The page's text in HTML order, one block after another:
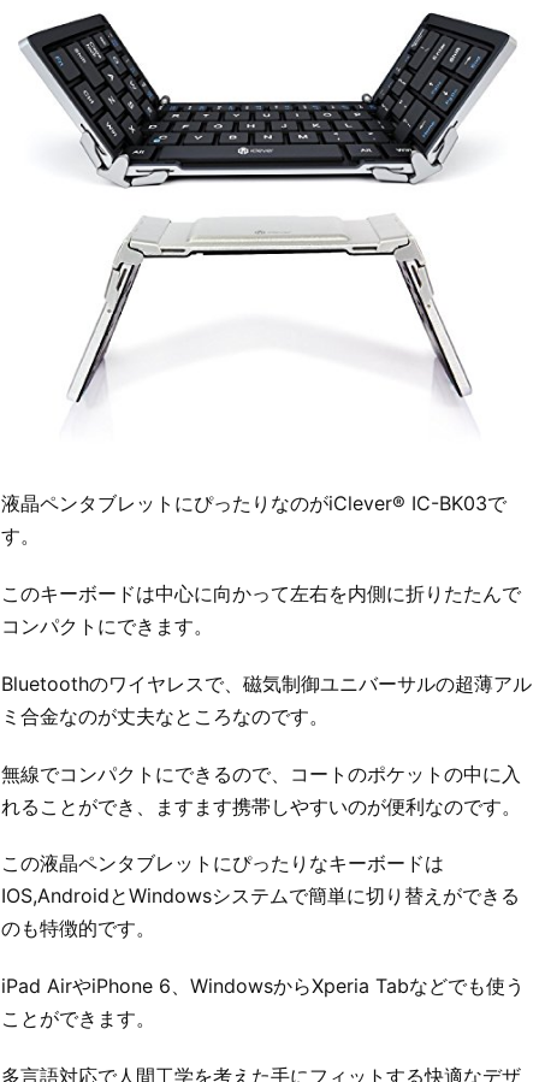
液晶ペンタブレットにぴったりなのがiClever® IC-BK03で
す。
このキーボードは中心に向かって左右を内側に折りたたんで
コンパクトにできます。
Bluetoothのワイヤレスで、磁気制御ユニバーサルの超薄アル
ミ合金なのが丈夫なところなのです。
無線でコンパクトにできるので、コートのポケットの中に入
れることができ、ますます携帯しやすいのが便利なのです。
この液晶ペンタブレットにぴったりなキーボードは
IOS,AndroidとWindowsシステムで簡単に切り替えができる
のも特徴的です。
iPad AirやiPhone 6、WindowsからXperia Tabなどでも使う
ことができます。
多言語対応で人間工学を考えた手にフィットする快適なデザ